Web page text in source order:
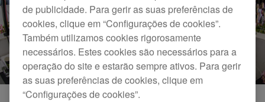
de publicidade. Para gerir as suas preferências de
cookies, clique em “Configurações de cookies”.
Também utilizamos cookies rigorosamente
necessários. Estes cookies são necessários para a
operação do site e estarão sempre ativos. Para gerir
as suas preferências de cookies, clique em
“Configurações de cookies”.